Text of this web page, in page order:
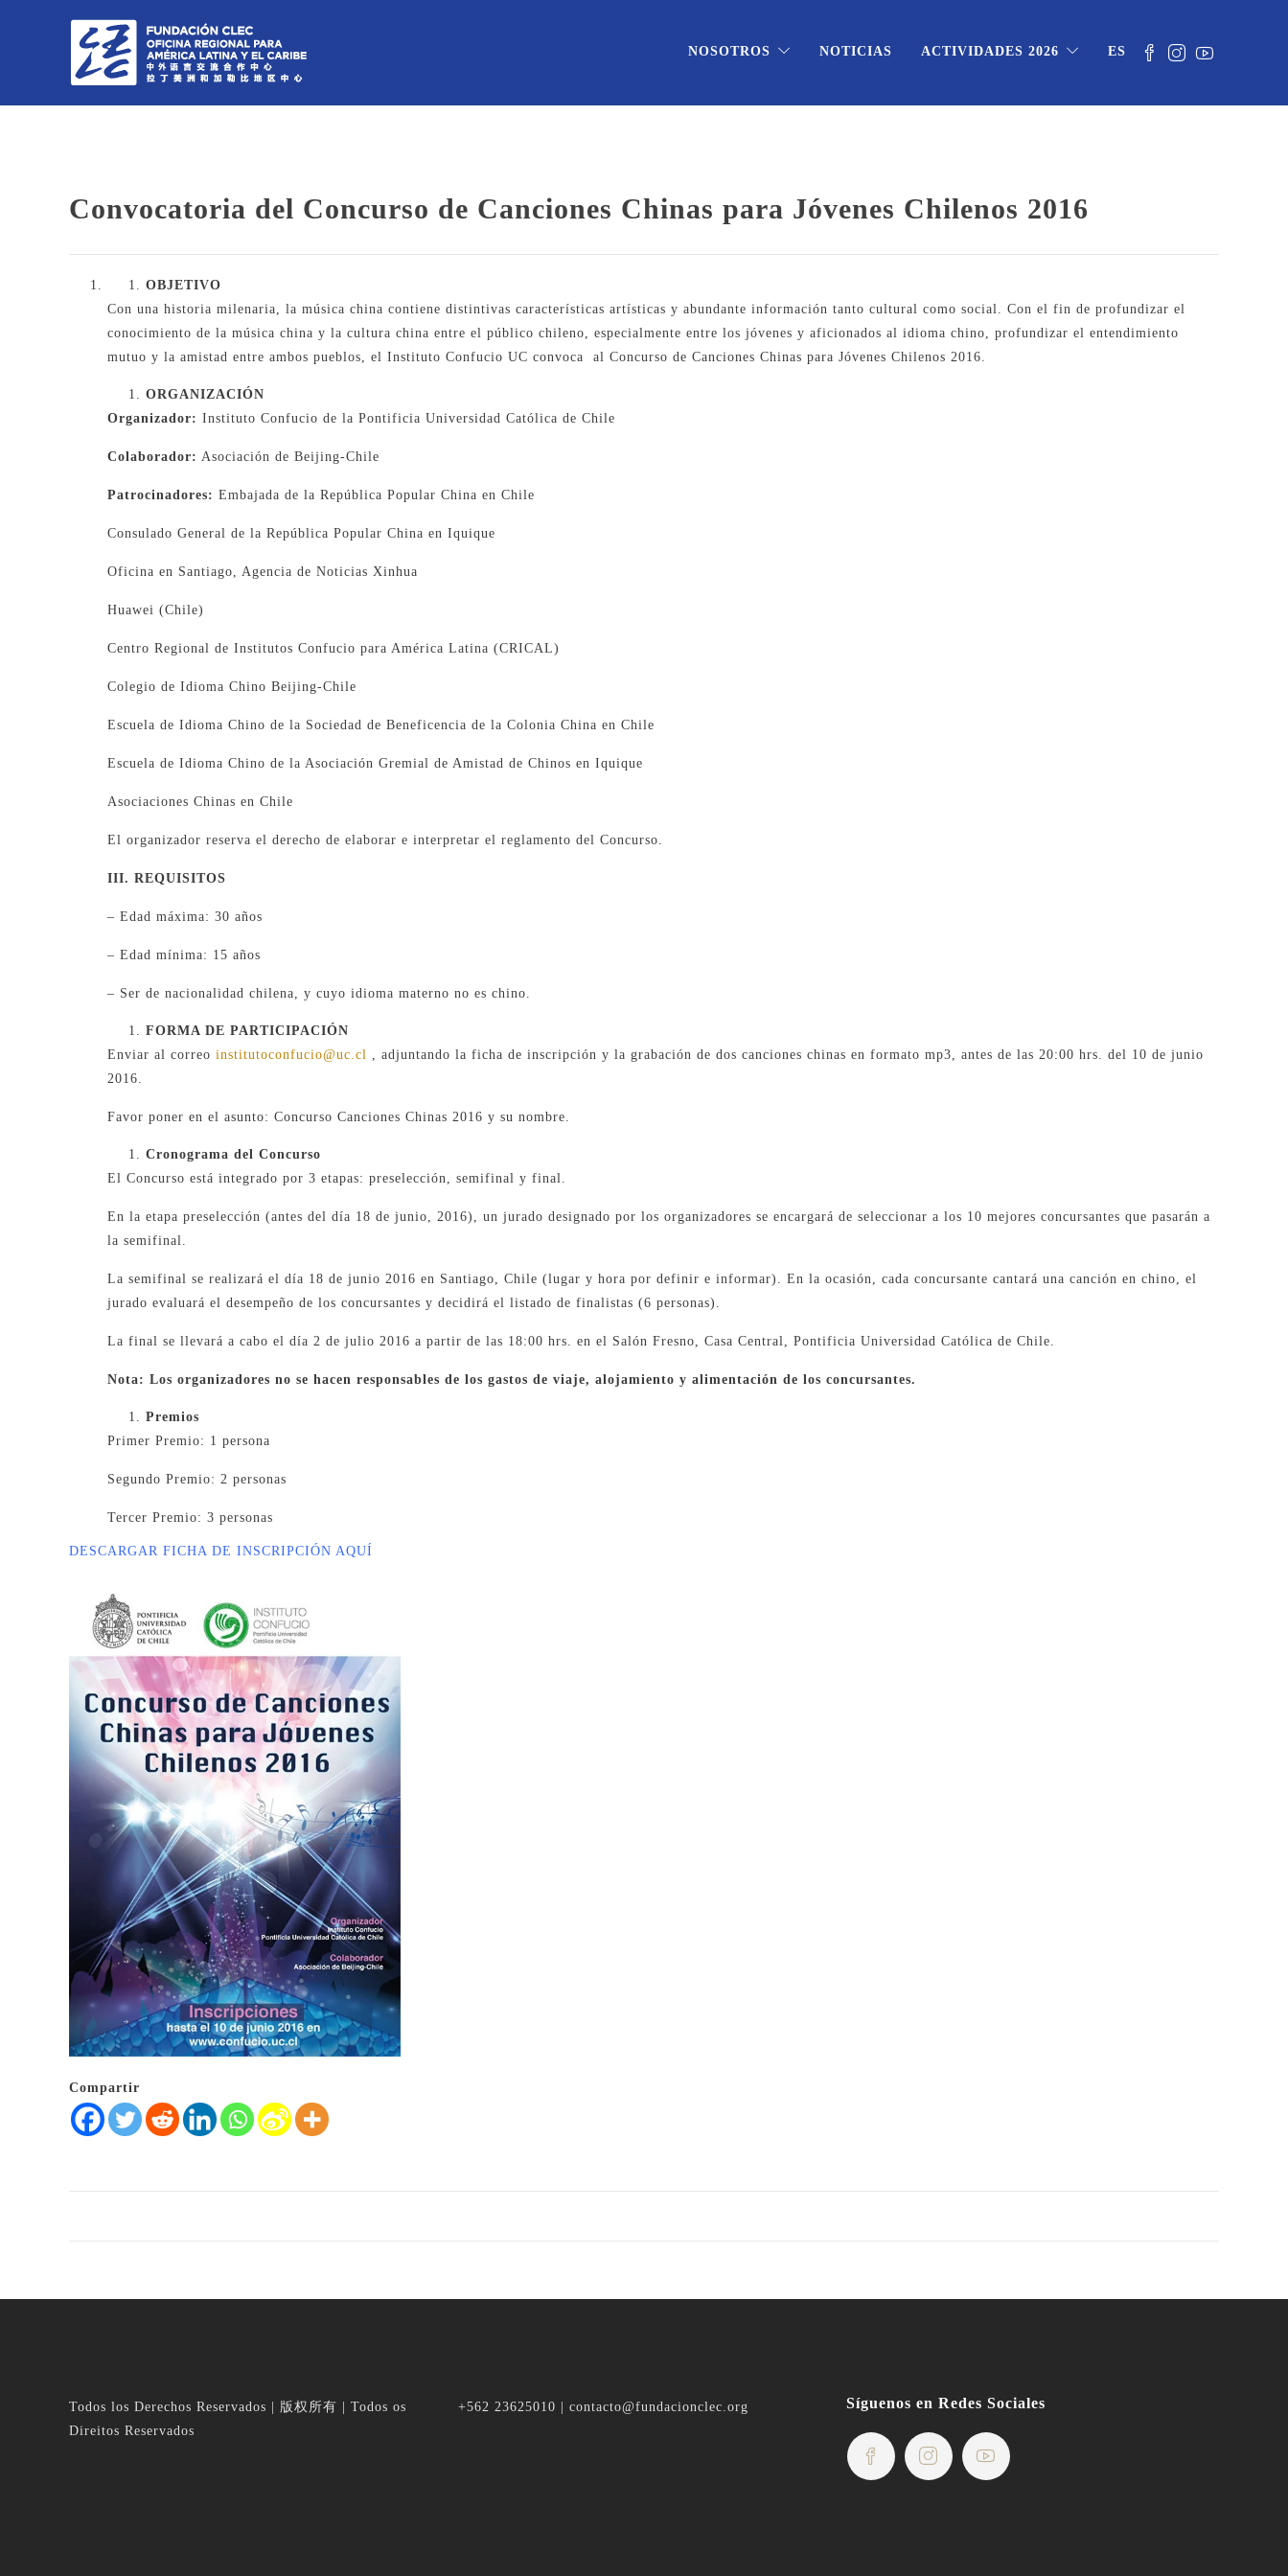
NOSOTROS NOTICIAS ACTIVIDADES 2026 ES
Convocatoria del Concurso de Canciones Chinas para Jóvenes Chilenos 2016
OBJETIVO
Con una historia milenaria, la música china contiene distintivas características artísticas y abundante información tanto cultural como social. Con el fin de profundizar el
conocimiento de la música china y la cultura china entre el público chileno, especialmente entre los jóvenes y aficionados al idioma chino, profundizar el entendimiento
mutuo y la amistad entre ambos pueblos, el Instituto Confucio UC convoca al Concurso de Canciones Chinas para Jóvenes Chilenos 2016.
ORGANIZACIÓN
Organizador: Instituto Confucio de la Pontificia Universidad Católica de Chile
Colaborador: Asociación de Beijing-Chile
Patrocinadores: Embajada de la República Popular China en Chile
Consulado General de la República Popular China en Iquique
Oficina en Santiago, Agencia de Noticias Xinhua
Huawei (Chile)
Centro Regional de Institutos Confucio para América Latina (CRICAL)
Colegio de Idioma Chino Beijing-Chile
Escuela de Idioma Chino de la Sociedad de Beneficencia de la Colonia China en Chile
Escuela de Idioma Chino de la Asociación Gremial de Amistad de Chinos en Iquique
Asociaciones Chinas en Chile
El organizador reserva el derecho de elaborar e interpretar el reglamento del Concurso.
III. REQUISITOS
– Edad máxima: 30 años
– Edad mínima: 15 años
– Ser de nacionalidad chilena, y cuyo idioma materno no es chino.
FORMA DE PARTICIPACIÓN
Enviar al correo institutoconfucio@uc.cl , adjuntando la ficha de inscripción y la grabación de dos canciones chinas en formato mp3, antes de las 20:00 hrs. del 10 de junio
2016.
Favor poner en el asunto: Concurso Canciones Chinas 2016 y su nombre.
Cronograma del Concurso
El Concurso está integrado por 3 etapas: preselección, semifinal y final.
En la etapa preselección (antes del día 18 de junio, 2016), un jurado designado por los organizadores se encargará de seleccionar a los 10 mejores concursantes que pasarán a
la semifinal.
La semifinal se realizará el día 18 de junio 2016 en Santiago, Chile (lugar y hora por definir e informar). En la ocasión, cada concursante cantará una canción en chino, el
jurado evaluará el desempeño de los concursantes y decidirá el listado de finalistas (6 personas).
La final se llevará a cabo el día 2 de julio 2016 a partir de las 18:00 hrs. en el Salón Fresno, Casa Central, Pontificia Universidad Católica de Chile.
Nota: Los organizadores no se hacen responsables de los gastos de viaje, alojamiento y alimentación de los concursantes.
Premios
Primer Premio: 1 persona
Segundo Premio: 2 personas
Tercer Premio: 3 personas
DESCARGAR FICHA DE INSCRIPCIÓN AQUÍ
Compartir
Todos los Derechos Reservados | 版权所有 | Todos os
Direitos Reservados
+562 23625010 | contacto@fundacionclec.org Síguenos en Redes Sociales